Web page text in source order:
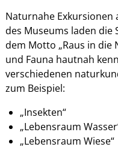
Naturnahe
des Museums laden
dem Motto „Raus in die
und Fauna hautnah
verschiedenen
zum Beispiel:
„Insekten“
„Lebensraum
„Lebensraum Wiese“